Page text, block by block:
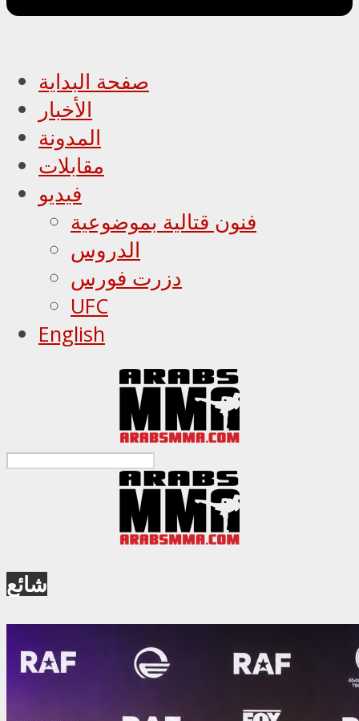
صفحة البداية
الأخبار
المدونة
مقابلات
فيديو
فنون قتالية بموضوعية
الدروس
دزرت فورس
UFC
English
شائع